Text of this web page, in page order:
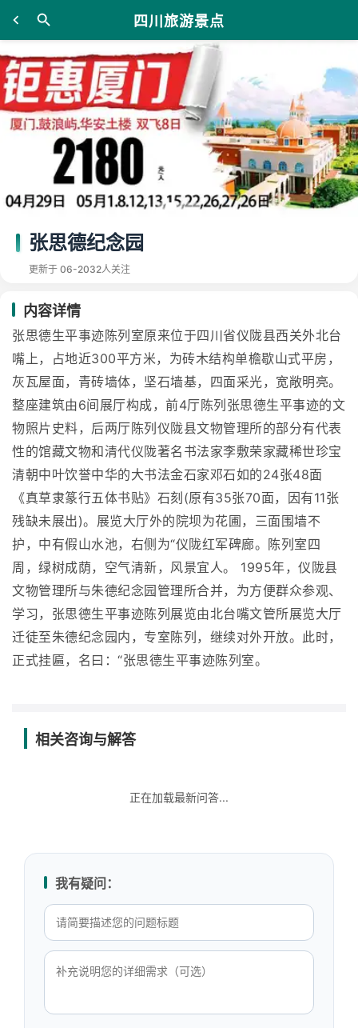
四川旅游景点
张思德纪念园
更新于 06-2032人关注
内容详情
张思德生平事迹陈列室原来位于四川省仪陇县西关外北台
嘴上，占地近300平方米，为砖木结构单檐歇山式平房，
灰瓦屋面，青砖墙体，坚石墙基，四面采光，宽敞明亮。
整座建筑由6间展厅构成，前4厅陈列张思德生平事迹的文
物照片史料，后两厅陈列仪陇县文物管理所的部分有代表
性的馆藏文物和清代仪陇著名书法家李敷荣家藏稀世珍宝
清朝中叶饮誉中华的大书法金石家邓石如的24张48面
《真草隶篆行五体书贴》石刻(原有35张70面，因有11张
残缺未展出)。展览大厅外的院坝为花圃，三面围墙不
护，中有假山水池，右侧为“仪陇红军碑廊。陈列室四
周，绿树成荫，空气清新，风景宜人。 1995年，仪陇县
文物管理所与朱德纪念园管理所合并，为方便群众参观、
学习，张思德生平事迹陈列展览由北台嘴文管所展览大厅
迁徒至朱德纪念园内，专室陈列，继续对外开放。此时，
正式挂匾，名曰：“张思德生平事迹陈列室。
相关咨询与解答
正在加载最新问答...
我有疑问：